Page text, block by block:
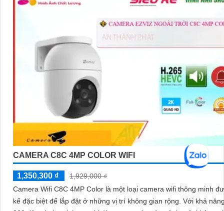
CAMERA C8C 4MP COLOR WIFI
1,350,300 ₫
1,929,000 ₫
Camera Wifi C8C 4MP Color là một loại camera wifi thông minh
kế đặc biệt để lắp đặt ở những vị trí không gian rộng. Với khả năng xoay